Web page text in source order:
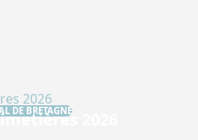
DE BRETAGNE2026